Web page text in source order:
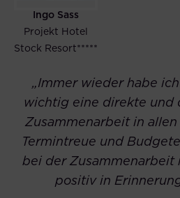
Ingo Sass
Projekt Hotel
Stock Resort*****
„Immer wieder habe
wichtig eine direkte und
Zusammenarbeit in
Termintreue und
bei der Zusammenarbeit
positiv in